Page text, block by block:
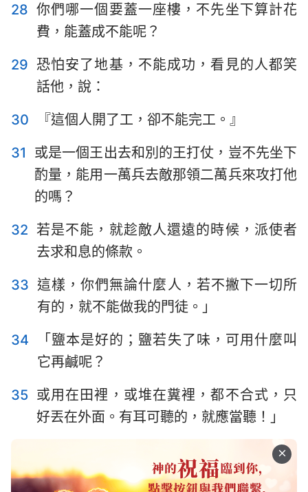
28 你們哪一個要蓋一座樓，不先坐下算計花
費，能蓋成不能呢？
29 恐怕安了地基，不能成功，看見的人都笑
話他，說：
30
『這個人開了工，卻不能完工。』
31
或是一個王出去和別的王打仗，豈不先坐下
酌量，能用一萬兵去敵那領二萬兵來攻打他
的嗎？
32 若是不能，就趁敵人還遠的時候，派使者
去求和息的條款。
33 這樣，你們無論什麼人，若不撇下一切所
有的，就不能做我的門徒。」
34
「鹽本是好的；鹽若失了味，可用什麼叫
它再鹹呢？
35 或用在田裡，或堆在糞裡，都不合式，只
好丟在外面。有耳可聽的，就應當聽！」